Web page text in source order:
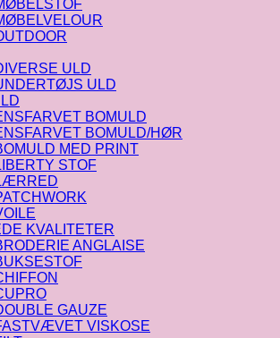
ULD
ULD
BOMULD
BOMULD/HØR
MED PRINT
STOF
KVALITETER
ANGLAISE
GAUZE
VISKOSE